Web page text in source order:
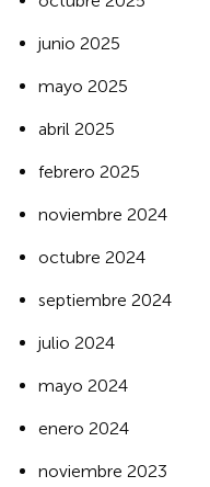
junio 2025
mayo 2025
abril 2025
febrero 2025
noviembre 2024
octubre 2024
septiembre 2024
julio 2024
mayo 2024
enero 2024
noviembre 2023